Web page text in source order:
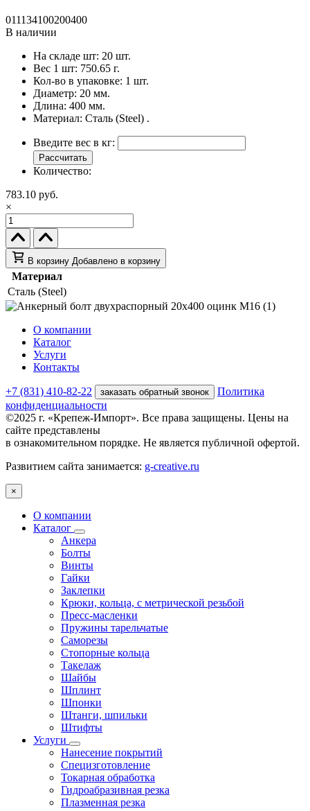
011134100200400
В наличии
На складе шт: 20 шт.
Вес 1 шт: 750.65 г.
Кол-во в упаковке: 1 шт.
Диаметр: 20 мм.
Длина: 400 мм.
Материал: Сталь (Steel) .
Введите вес в кг:
Рассчитать
Количество:
783.10 руб.
×
В корзину Добавлено в корзину
Материал
Сталь (Steel)
О компании
Каталог
Услуги
Контакты
+7 (831) 410-82-22 заказать обратный звонок
Политика
конфиденциальности
©2025 г. «Крепеж-Импорт». Все права защищены. Цены на
сайте представлены
в ознакомительном порядке. Не является публичной офертой.
Развитием сайта занимается: g-creative.ru
×
О компании
Каталог
Анкера
Болты
Винты
Гайки
Заклепки
Крюки, кольца, с метрической резьбой
Пресс-масленки
Пружины тарельчатые
Саморезы
Стопорные кольца
Такелаж
Шайбы
Шплинт
Шпонки
Штанги, шпильки
Штифты
Услуги
Нанесение покрытий
Специзготовление
Токарная обработка
Гидроабразивная резка
Плазменная резка